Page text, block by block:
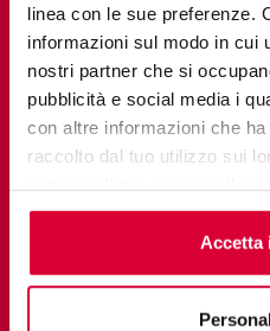
linea con le sue preferenze.
informazioni sul modo in cui
nostri partner che si
pubblicità e social media i
con altre informazioni che
raccolto dal tuo utilizzo sui
cookieclicchi qui. Il
cliccando sul tasto “Accetta
cookie di profilazione può
Accetta
Lacolección Grace
suaves que se alternan
Se combinan a la
grises neutros, grises
la línea. La gama de
Antoine-d'Auberoche.
integra
proyectos de diseño.